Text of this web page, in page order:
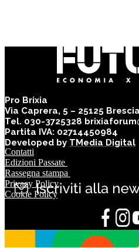
Pro Brixia
Via Caprera, 5 – 25125 Brescia
Tel. 030-3725328
Partita IVA: 02714450984
Developed by TMedia Digital
Contatti
Edizioni Passate
Rassegna stampa
Privacy Policy
Cookie Policy